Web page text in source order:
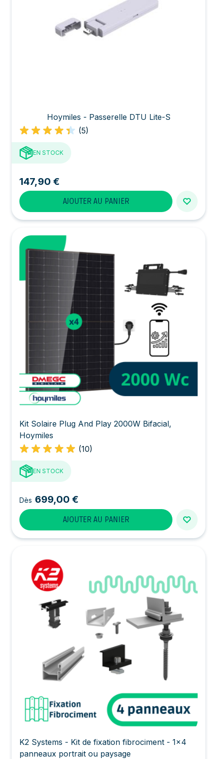
Hoymiles - Passerelle DTU Lite-S
(5)
EN STOCK
147,90 €
AJOUTER AU PANIER
Kit Solaire Plug And Play 2000W Bifacial,
Hoymiles
(10)
EN STOCK
Dès 699,00 €
AJOUTER AU PANIER
K2 Systems - Kit de fixation fibrociment - 1x4
panneaux portrait ou paysage